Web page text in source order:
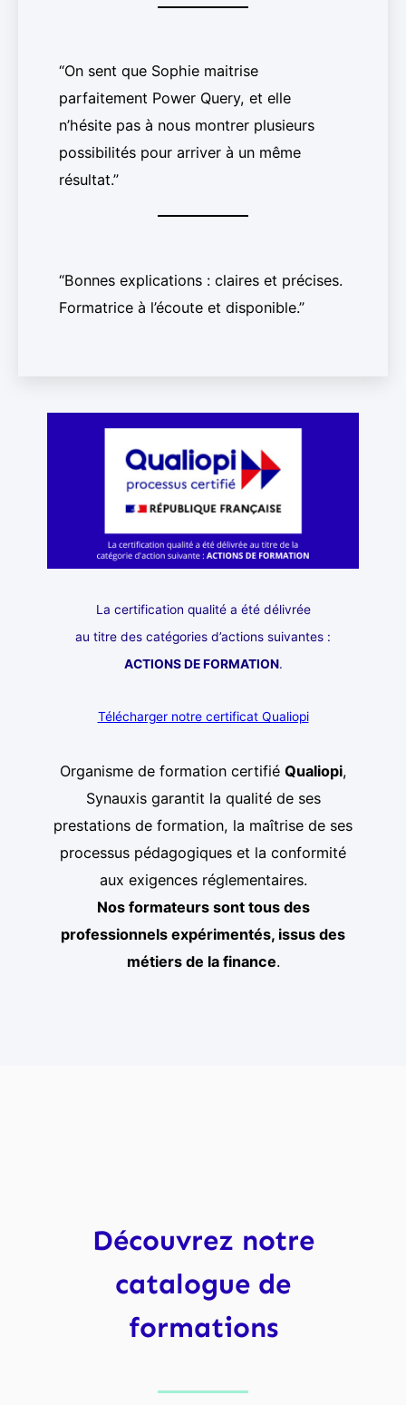
“On sent que Sophie maitrise
parfaitement Power Query, et elle
n’hésite pas à nous montrer plusieurs
possibilités pour arriver à un même
résultat.”
“Bonnes explications : claires et précises.
Formatrice à l’écoute et disponible.”
La certification qualité a été délivrée
au titre des catégories d’actions suivantes :
ACTIONS DE FORMATION.
Télécharger notre certificat Qualiopi
Organisme de formation certifié Qualiopi,
Synauxis garantit la qualité de ses
prestations de formation, la maîtrise de ses
processus pédagogiques et la conformité
aux exigences réglementaires.
Nos formateurs sont tous des
professionnels expérimentés, issus des
métiers de la finance.
Découvrez notre
catalogue de
formations